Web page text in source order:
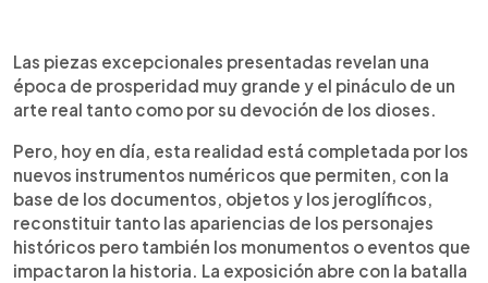
Las piezas excepcionales presentadas revelan una
época de prosperidad muy grande y el pináculo de un
arte real tanto como por su devoción de los dioses.
Pero, hoy en día, esta realidad está completada por los
nuevos instrumentos numéricos que permiten, con la
base de los documentos, objetos y los jeroglíficos,
reconstituir tanto las apariencias de los personajes
históricos pero también los monumentos o eventos que
impactaron la historia. La exposición abre con la batalla